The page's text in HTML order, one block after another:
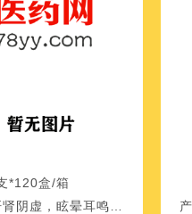
*120盒/箱
耳鸣，羞明畏光，视目昏花。